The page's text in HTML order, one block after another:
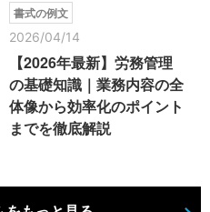
書式の例文
2026/04/14
【2026年最新】労務管理
の基礎知識｜業務内容の全
体像から効率化のポイント
までを徹底解説